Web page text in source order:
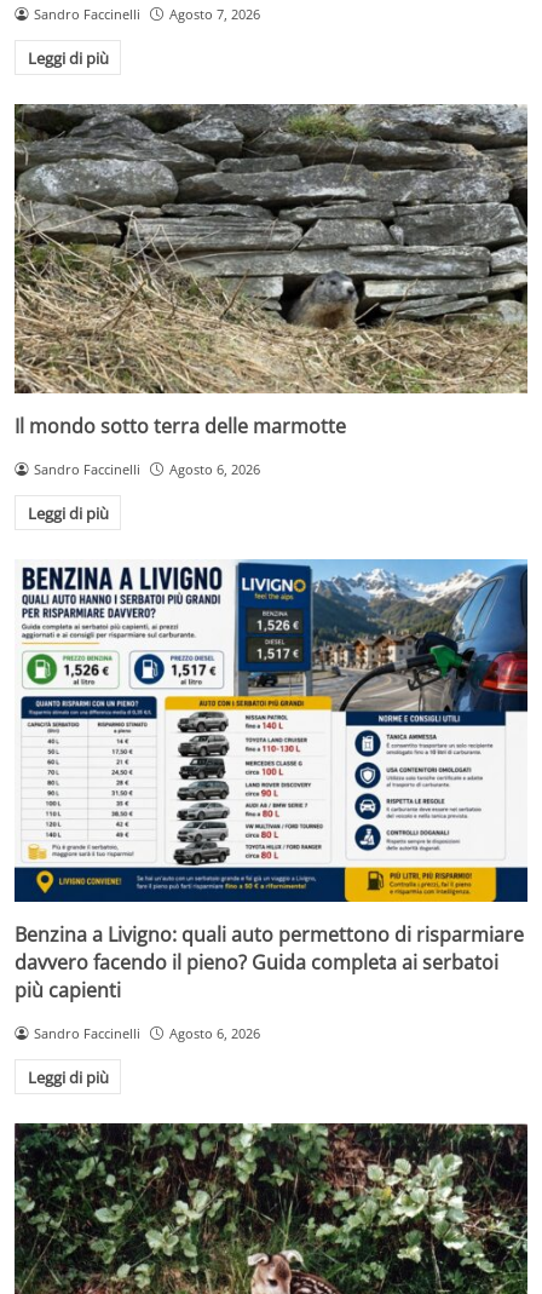
Sandro Faccinelli Agosto 7, 2026
Leggi di più
Il mondo sotto terra delle marmotte
Sandro Faccinelli Agosto 6, 2026
Leggi di più
Benzina a Livigno: quali auto permettono di risparmiare
davvero facendo il pieno? Guida completa ai serbatoi
più capienti
Sandro Faccinelli Agosto 6, 2026
Leggi di più